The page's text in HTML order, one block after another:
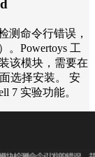
测命令行错误，
。Powertoys 工
该模块，需要在
选择安装。 安
7 实验功能。